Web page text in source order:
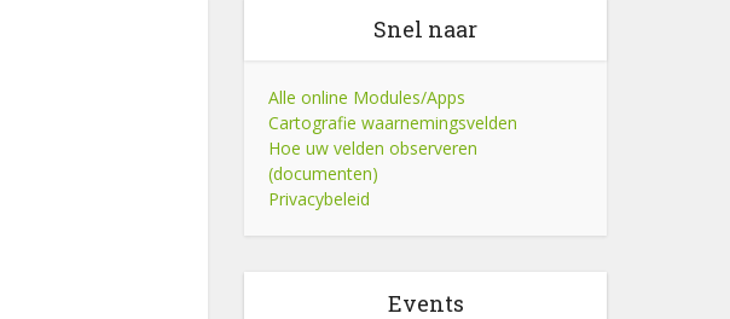
Snel naar
Alle online Modules/Apps
Cartografie waarnemingsvelden
Hoe uw velden observeren
(documenten)
Privacybeleid
Events